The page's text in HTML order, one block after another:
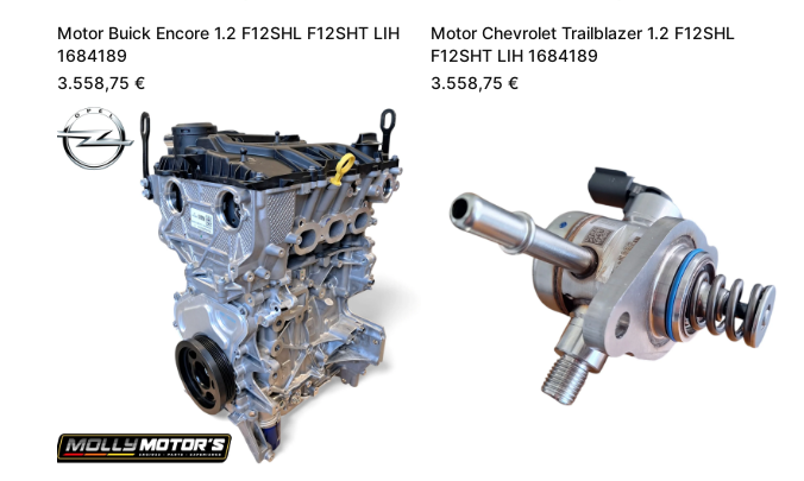
Motor Buick Encore 1.2 F12SHL F12SHT LIH
1684189
3.558,75 €
Motor Chevrolet Trailblazer 1.2 F12SHL
F12SHT LIH 1684189
3.558,75 €